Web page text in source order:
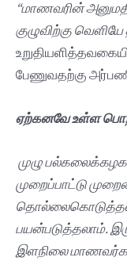
“மாணவரின்
குழுவிற்கு
பேணுவதற்கு
ஏற்கனவே உள்ள
முழு பல்கலைக்கழக
முறைப்பாட்டு
பயன்படுத்தலாம்.
இளநிலை